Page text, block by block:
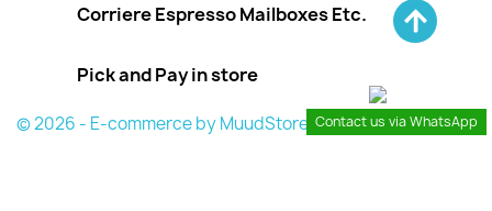
Corriere Espresso Mailboxes Etc.
Pick and Pay in store
© 2026 - E-commerce by MuudStore Contact us via WhatsApp